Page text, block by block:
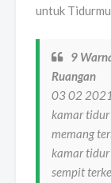
untuk
9
Ruangan
03 02
kamar
memang
kamar
sempit